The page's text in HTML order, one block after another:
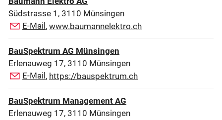
Südstrasse 1, 3110 Münsingen
E-Mail , www.baumannelektro.ch
BauSpektrum AG Münsingen
Erlenauweg 17, 3110 Münsingen
E-Mail , https://bauspektrum.ch
BauSpektrum Management AG
Erlenauweg 17, 3110 Münsingen